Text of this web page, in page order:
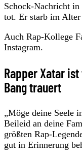
Schock-Nachricht in
tot. Er starb im Alter
Auch Rap-Kollege
Instagram.
Rapper Xatar
Bang trauert
„Möge deine Seele
Beileid an deine
größten Rap-
gut in Erinnerung